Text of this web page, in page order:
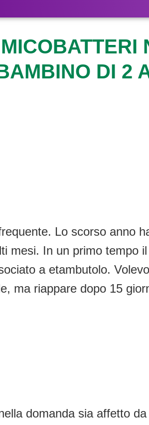
DI 2
Lo scorso anno
mesi. In un primo tempo
a etambutolo.
ma riappare dopo 15
domanda sia affetto